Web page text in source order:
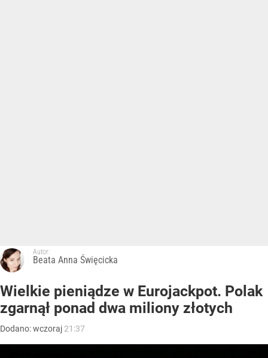
Autor:
Beata Anna Święcicka
Wielkie pieniądze w Eurojackpot. Polak
zgarnął ponad dwa miliony złotych
Dodano:wczoraj 21:37